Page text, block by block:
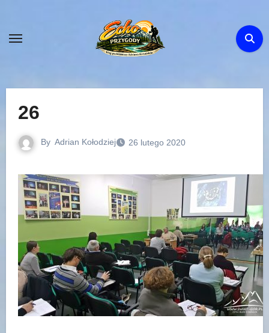
content
26
By Adrian Kołodziej 26 lutego 2020